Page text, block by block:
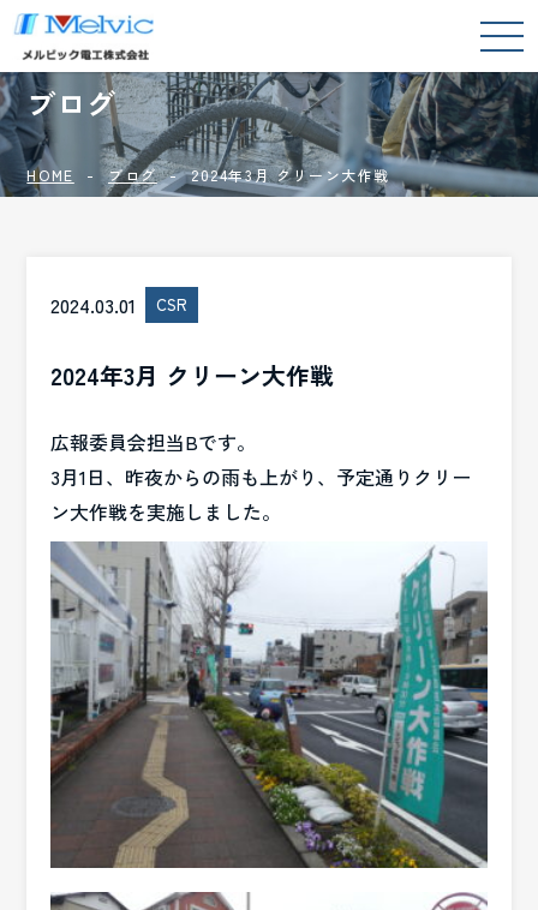
BLOG
ブログ
HOME ブログ 2024年3月 クリーン大作戦
2024.03.01 CSR
2024年3月 クリーン大作戦
広報委員会担当Bです。
3月1日、昨夜からの雨も上がり、予定通りクリー
ン大作戦を実施しました。